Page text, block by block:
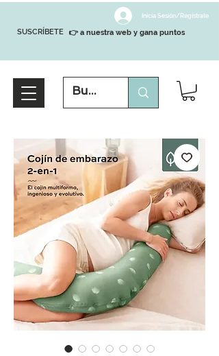
SUSCRÍBETE
Inicia Sesión/Regístrate
👉 a nuestra web y gana puntos